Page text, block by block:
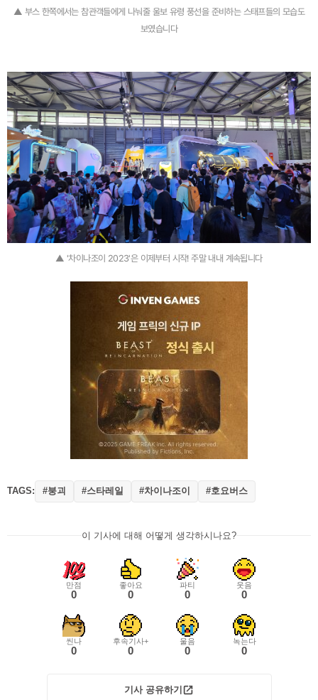
▲ 부스 한쪽에서는 참관객들에게 나눠줄 울보 유령 풍선을 준비하는 스태프들의 모습도
보였습니다
▲ '차이나조이 2023'은 이제부터 시작! 주말 내내 계속됩니다
TAGS: #붕괴 #스타레일 #차이나조이 #호요버스
이 기사에 대해 어떻게 생각하시나요?
만점
0
좋아요
0
파티
0
웃음
0
씬나
0
후속기사+
0
울음
0
녹는다
0
기사 공유하기